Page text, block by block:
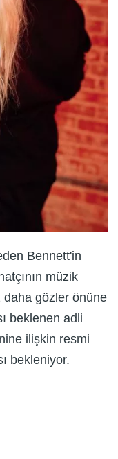
Bennett'in
müzik
daha gözler önüne
beklenen adli
ilişkin resmi
bekleniyor.